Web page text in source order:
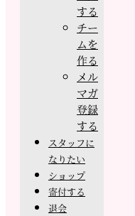
する
チー
ムを
作る
メル
マガ
登録
する
スタッフに
なりたい
ショップ
寄付する
退会